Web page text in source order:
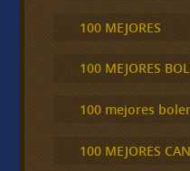
100 MEJORES
100 MEJORES
100 mejores
100 MEJORES